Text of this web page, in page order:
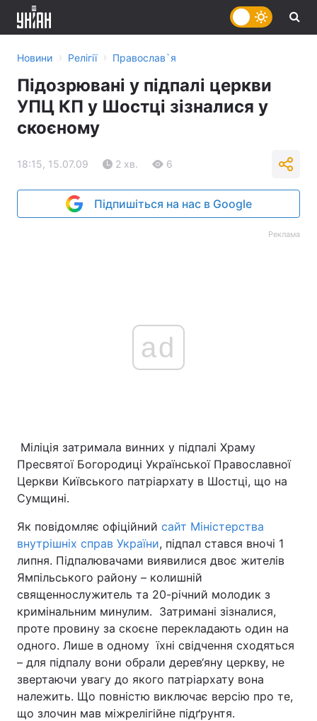
Головна Війна
Новини › Релігії › Православ`я
Підозрювані у підпалі церкви
УПЦ КП у Шостці зізналися у
скоєному
18:15, 15.07.09 2 хв. 6
Підпишіться на нас в Google
Реклама
ad
Міліція затримала винних у підпалі Храму
Пресвятої Богородиці Української Православної
Церкви Київського патріархату в Шостці, що на
Сумщині.
Як повідомляє офіційний сайт Міністерства
внутрішніх справ України, підпал стався вночі 1
липня. Підпалювачами виявилися двоє жителів
Ямпільського району – колишній
священнослужитель та 20-річний молодик з
кримінальним минулим. Затримані зізналися,
проте провину за скоєне перекладають один на
одного. Лише в одному їхні свідчення сходяться
– для підпалу вони обрали дерев‘яну церкву, не
звертаючи увагу до якого патріархату вона
належить. Що повністю виключає версію про те,
що злочин мав міжрелігійне підґрунтя.